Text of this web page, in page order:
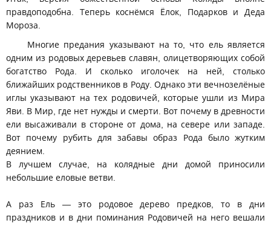
правдоподобна. Теперь коснёмся Ёлок, Подарков и Деда
Мороза.
Многие предания указывают на то, что ель является
одним из родовых деревьев славян, олицетворяющих собой
богатство Рода. И сколько иголочек на ней, столько
ближайших родственников в Роду. Однако эти вечнозелёные
иглы указывают на тех родовичей, которые ушли из Мира
Яви. В Мир, где нет нужды и смерти. Вот почему в древности
ели высаживали в стороне от дома, на севере или западе.
Вот почему рубить для забавы образ Рода было жутким
деянием.
В лучшем случае, на колядные дни домой приносили
небольшие еловые ветви.
А раз Ель — это родовое дерево предков, то в дни
праздников и в дни поминания Родовичей на него вешали